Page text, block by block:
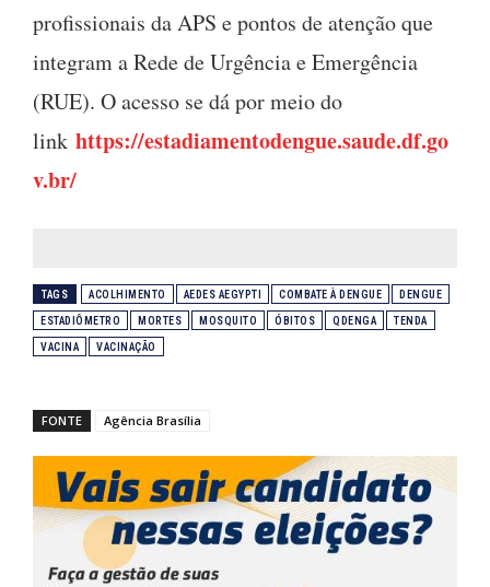
profissionais da APS e pontos de atenção que
integram a Rede de Urgência e Emergência
(RUE). O acesso se dá por meio do
link https://estadiamentodengue.saude.df.go
v.br/
TAGS ACOLHIMENTO AEDES AEGYPTI COMBATE À DENGUE DENGUE
ESTADIÔMETRO MORTES MOSQUITO ÓBITOS QDENGA TENDA
VACINA VACINAÇÃO
FONTE Agência Brasília